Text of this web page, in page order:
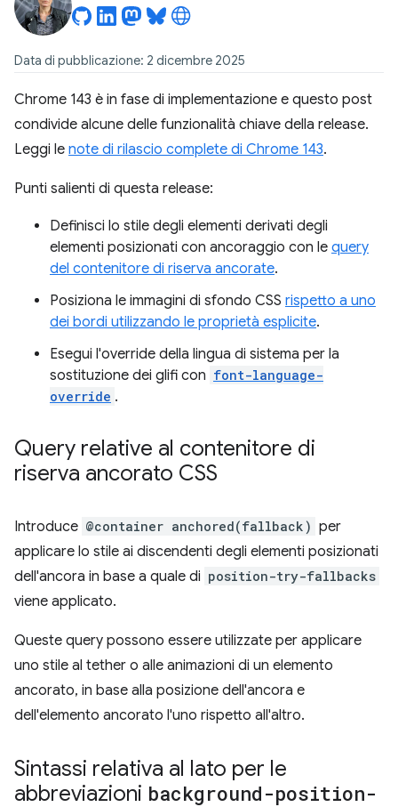
Data di pubblicazione: 2 dicembre 2025
Chrome 143 è in fase di implementazione e questo post
condivide alcune delle funzionalità chiave della release.
Leggi le note di rilascio complete di Chrome 143.
Punti salienti di questa release:
Definisci lo stile degli elementi derivati degli
elementi posizionati con ancoraggio con le query
del contenitore di riserva ancorate.
Posiziona le immagini di sfondo CSS rispetto a uno
dei bordi utilizzando le proprietà esplicite.
Esegui l'override della lingua di sistema per la
sostituzione dei glifi con font-language-
override .
Query relative al contenitore di
riserva ancorato CSS
Introduce @container anchored(fallback) per
applicare lo stile ai discendenti degli elementi posizionati
dell'ancora in base a quale di position-try-fallbacks
viene applicato.
Queste query possono essere utilizzate per applicare
uno stile al tether o alle animazioni di un elemento
ancorato, in base alla posizione dell'ancora e
dell'elemento ancorato l'uno rispetto all'altro.
Sintassi relativa al lato per le
abbreviazioni background-position-